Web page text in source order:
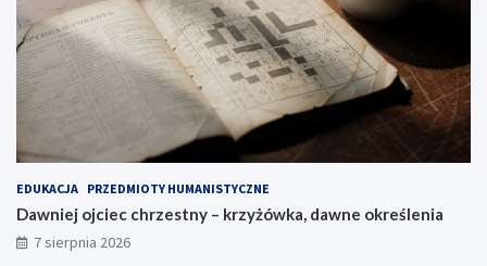
EDUKACJA PRZEDMIOTY HUMANISTYCZNE
Dawniej ojciec chrzestny – krzyżówka, dawne określenia
7 sierpnia 2026